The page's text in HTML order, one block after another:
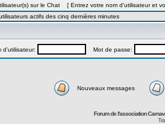
sur le Chat [ Entrez votre nom d'utilisateur et
actifs des cinq dernières minutes
d'utilisateur: Mot de passe:
Nouveaux messages
Forum de l'association